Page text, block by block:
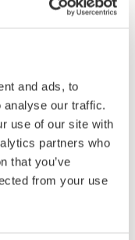
and ads, to
analyse our traffic.
use of our site with
partners who
that you’ve
from your use
saattoi tavata
ainoastaan